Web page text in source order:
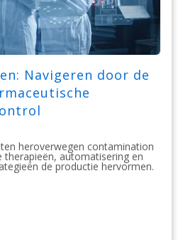
Navigeren door de
heroverwegen contamination
therapieën, automatisering en
de productie hervormen.